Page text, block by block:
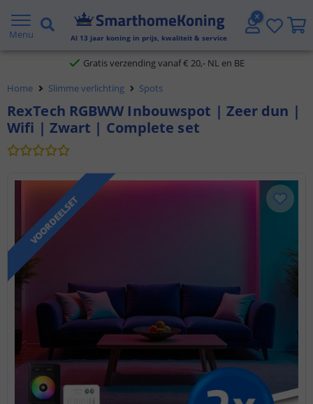
Menu Al 13 jaar koning in prijs, kwaliteit & service
2 jaar garantie
Gratis verzending vanaf € 20,- NL en BE
Voor 23:45 uur besteld,morgen in huis
Home Slimme verlichting Spots
RexTech RGBWW Inbouwspot | Zeer dun |
Wifi | Zwart | Complete set
VOORDEELSET